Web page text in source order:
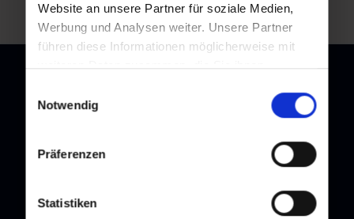
Website an unsere Partner für soziale Medien,
Werbung und Analysen weiter. Unsere Partner
führen diese Informationen möglicherweise mit
weiteren Daten zusammen, die Sie ihnen
Nutzung der Dienste gesammelt haben.
Notwendig
Präferenzen
Statistiken
Melden Sie sich bei unserem Newsletter an, und bleiben Sie